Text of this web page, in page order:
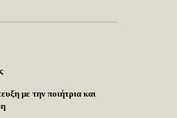
με την ποιήτρια και